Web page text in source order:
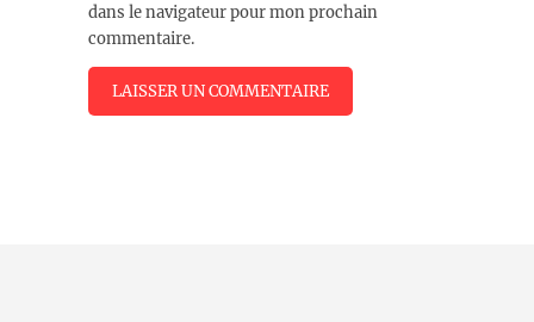
dans le navigateur pour mon prochain
commentaire.